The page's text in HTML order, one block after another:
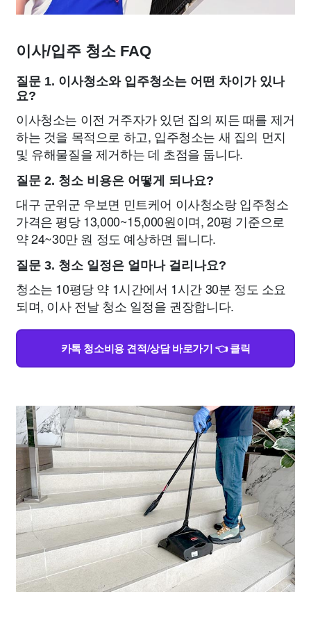
이사/입주 청소 FAQ
질문 1. 이사청소와 입주청소는 어떤 차이가 있나
요?
이사청소는 이전 거주자가 있던 집의 찌든 때를 제거
하는 것을 목적으로 하고, 입주청소는 새 집의 먼지
및 유해물질을 제거하는 데 초점을 둡니다.
질문 2. 청소 비용은 어떻게 되나요?
대구 군위군 우보면 민트케어 이사청소랑 입주청소
가격은 평당 13,000~15,000원이며, 20평 기준으로
약 24~30만 원 정도 예상하면 됩니다.
질문 3. 청소 일정은 얼마나 걸리나요?
청소는 10평당 약 1시간에서 1시간 30분 정도 소요
되며, 이사 전날 청소 일정을 권장합니다.
카톡 청소비용 견적/상담 바로가기 👈 클릭